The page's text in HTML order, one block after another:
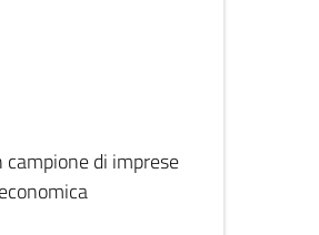
di imprese